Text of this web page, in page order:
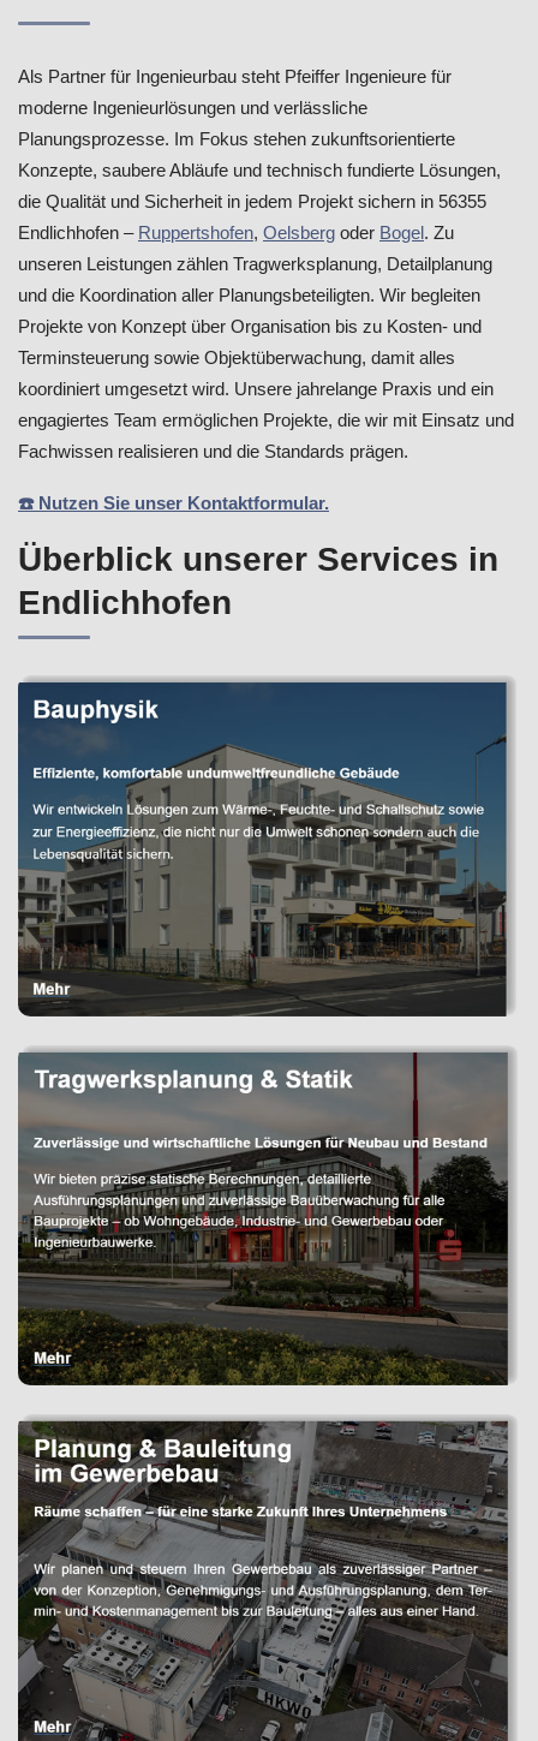
Als Partner für Ingenieurbau steht Pfeiffer Ingenieure für
moderne Ingenieurlösungen und verlässliche
Planungsprozesse. Im Fokus stehen zukunftsorientierte
Konzepte, saubere Abläufe und technisch fundierte Lösungen,
die Qualität und Sicherheit in jedem Projekt sichern in 56355
Endlichhofen – Ruppertshofen, Oelsberg oder Bogel . Zu
unseren Leistungen zählen Tragwerksplanung, Detailplanung
und die Koordination aller Planungsbeteiligten. Wir begleiten
Projekte von Konzept über Organisation bis zu Kosten- und
Terminsteuerung sowie Objektüberwachung, damit alles
koordiniert umgesetzt wird. Unsere jahrelange Praxis und ein
engagiertes Team ermöglichen Projekte, die wir mit Einsatz und
Fachwissen realisieren und die Standards prägen.
☎️ Nutzen Sie unser Kontaktformular.
Überblick unserer Services in
Endlichhofen